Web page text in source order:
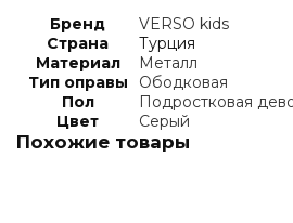
Бренд
VERSO kids
Страна
Турция
Материал
Металл
Тип оправы
Ободковая
Пол
Подростковая
Цвет
Серый
Похожие товары